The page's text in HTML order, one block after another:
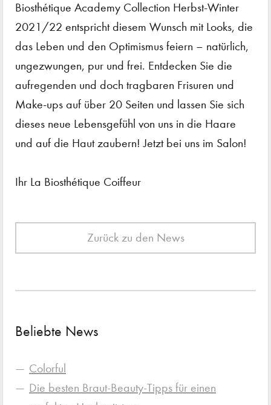
Biosthétique Academy Collection Herbst-Winter
2021/22 entspricht diesem Wunsch mit Looks, die
das Leben und den Optimismus feiern – natürlich,
ungezwungen, pur und frei. Entdecken Sie die
aufregenden und doch tragbaren Frisuren und
Make-ups auf über 20 Seiten und lassen Sie sich
dieses neue Lebensgefühl von uns in die Haare
und auf die Haut zaubern! Jetzt bei uns im Salon!
Ihr La Biosthétique Coiffeur
Zurück zu den News
Beliebte News
Colorful
Die besten Braut-Beauty-Tipps für einen